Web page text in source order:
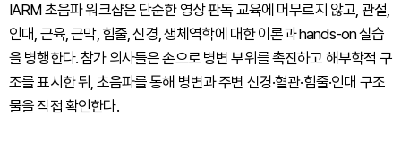
IARM 초음파 워크샵은 단순한 영상 판독 교육에 머무르지 않고, 관절,
인대, 근육, 근막, 힘줄, 신경, 생체역학에 대한 이론과 hands-on 실습
을 병행한다. 참가 의사들은 손으로 병변 부위를 촉진하고 해부학적 구
조를 표시한 뒤, 초음파를 통해 병변과 주변 신경·혈관·힘줄·인대 구조
물을 직접 확인한다.